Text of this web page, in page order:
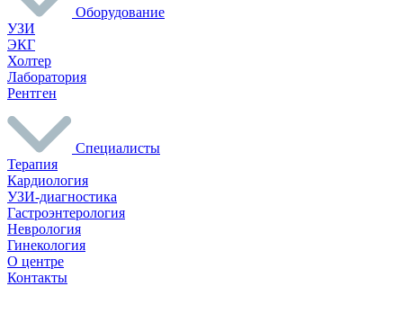
Оборудование
УЗИ
ЭКГ
Холтер
Лаборатория
Рентген
Специалисты
Терапия
Кардиология
УЗИ-диагностика
Гастроэнтерология
Неврология
Гинекология
О центре
Контакты